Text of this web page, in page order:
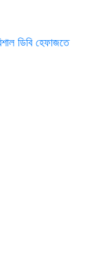
ডিবি হেফাজতে